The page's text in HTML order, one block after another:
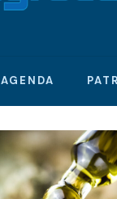
AGENDA